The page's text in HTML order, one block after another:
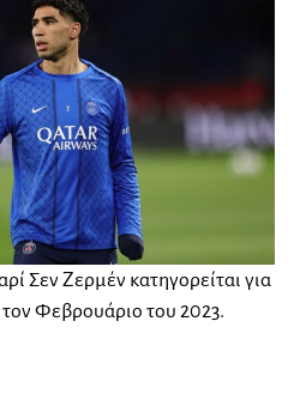
Σεν Ζερμέν κατηγορείται για
Φεβρουάριο του 2023.